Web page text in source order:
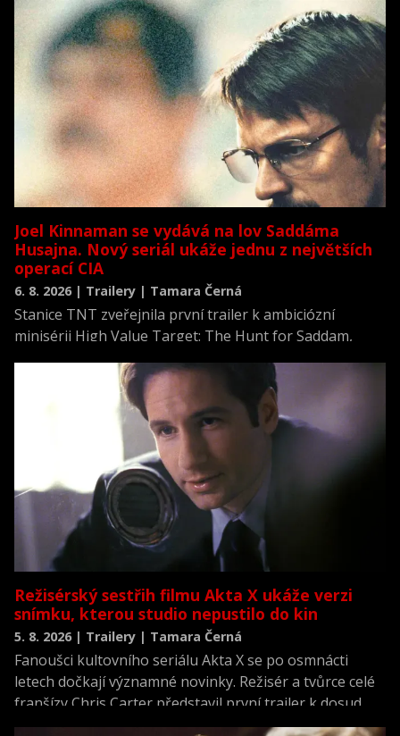
Joel Kinnaman se vydává na lov Saddáma
Husajna. Nový seriál ukáže jednu z největších
operací CIA
6. 8. 2026 | Trailery | Tamara Černá
Stanice TNT zveřejnila první trailer k ambiciózní
minisérii High Value Target: The Hunt for Saddam,
novodobých dějin.
Režisérský sestřih filmu Akta X ukáže verzi
snímku, kterou studio nepustilo do kin
5. 8. 2026 | Trailery | Tamara Černá
Fanoušci kultovního seriálu Akta X se po osmnácti
letech dočkají významné novinky. Režisér a tvůrce celé
franšízy Chris Carter představil první trailer k dosud
neviděné režisérské verzi filmu Akta X: Chci uvěřit.